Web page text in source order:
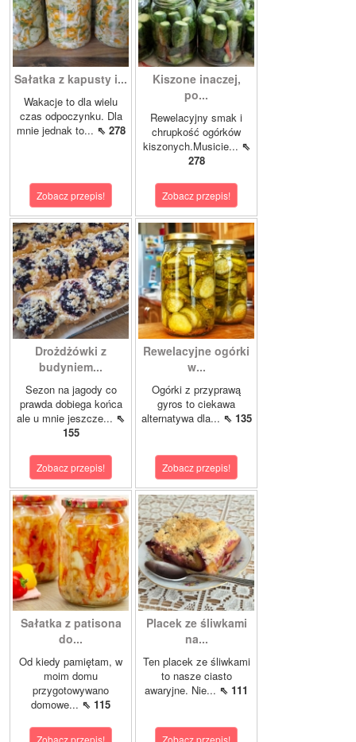
Sałatka z kapusty i...
Wakacje to dla wielu
czas odpoczynku. Dla
mnie jednak to... ⇖ 278
Zobacz przepis!
Kiszone inaczej,
po...
Rewelacyjny smak i
chrupkość ogórków
kiszonych.Musicie... ⇖
278
Zobacz przepis!
Drożdżówki z
budyniem...
Sezon na jagody co
prawda dobiega końca
ale u mnie jeszcze... ⇖
155
Zobacz przepis!
Rewelacyjne ogórki
w...
Ogórki z przyprawą
gyros to ciekawa
alternatywa dla... ⇖ 135
Zobacz przepis!
Sałatka z patisona
do...
Od kiedy pamiętam, w
moim domu
przygotowywano
domowe... ⇖ 115
Zobacz przepis!
Placek ze śliwkami
na...
Ten placek ze śliwkami
to nasze ciasto
awaryjne. Nie... ⇖ 111
Zobacz przepis!